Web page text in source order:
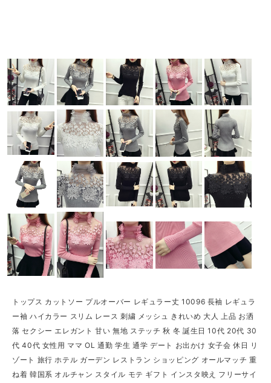
トップス カットソー プルオーバー レギュラー丈 10096 長袖 レギュラ
ー袖 ハイカラー スリム レース 刺繍 メッシュ きれいめ 大人 上品 お洒
落 セクシー エレガント 甘い 無地 ステッチ 秋 冬 誕生日 10代 20代 30
代 40代 女性用 ママ OL 通勤 学生 通学 デート お出かけ 女子会 休日 リ
ゾート 旅行 ホテル ガーデン レストラン ショッピング オールマッチ 重
ね着 韓国系 オルチャン スタイル モテ ギフト インスタ映え フリーサイ